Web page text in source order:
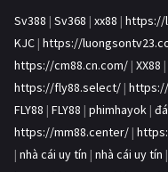
Sv388 | Sv368 | xx88 | https://
KJC | https://
https://cm88.cn.com/ | XX88 |
https://fly88.select/ |
FLY88 | FLY88 | phimhayok |
https://mm88.center/ |
| nhà cái uy tín | nhà cái uy tín |